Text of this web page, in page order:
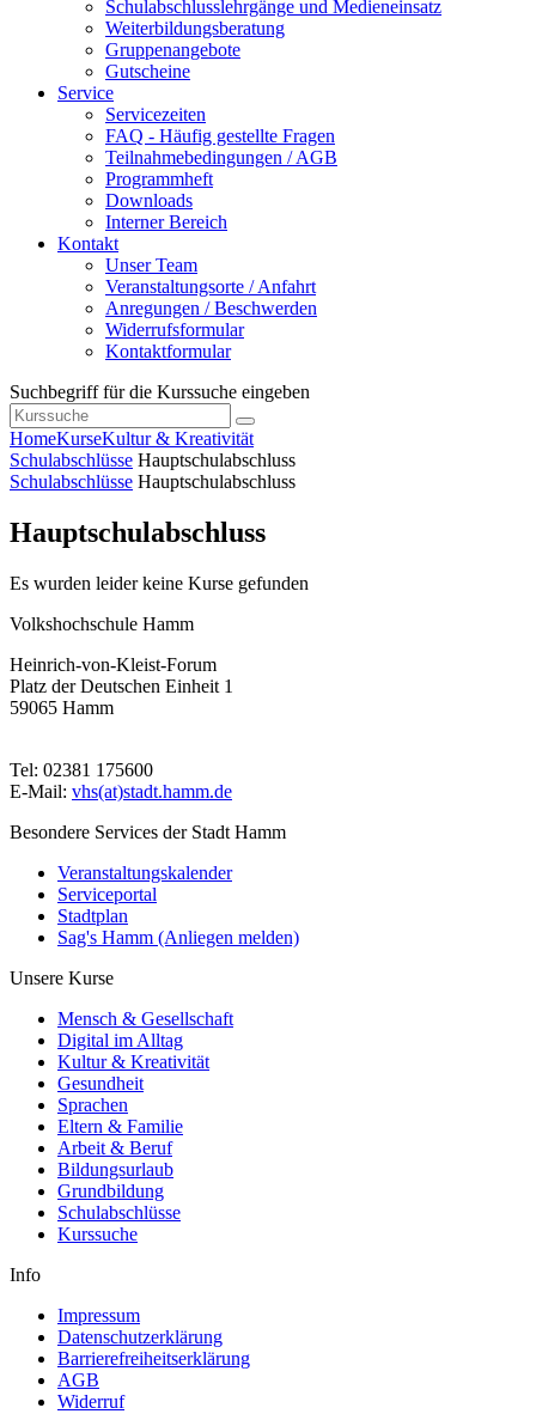
Schulabschlusslehrgänge und Medieneinsatz
Weiterbildungsberatung
Gruppenangebote
Gutscheine
Service
Servicezeiten
FAQ - Häufig gestellte Fragen
Teilnahmebedingungen / AGB
Programmheft
Downloads
Interner Bereich
Kontakt
Unser Team
Veranstaltungsorte / Anfahrt
Anregungen / Beschwerden
Widerrufsformular
Kontaktformular
Suchbegriff für die Kurssuche eingeben
HomeKurseKultur & Kreativität
Schulabschlüsse Hauptschulabschluss
Schulabschlüsse Hauptschulabschluss
Hauptschulabschluss
Es wurden leider keine Kurse gefunden
Volkshochschule Hamm
Heinrich-von-Kleist-Forum
Platz der Deutschen Einheit 1
59065 Hamm
Tel: 02381 175600
E-Mail: vhs(at)stadt.hamm.de
Besondere Services der Stadt Hamm
Veranstaltungskalender
Serviceportal
Stadtplan
Sag's Hamm (Anliegen melden)
Unsere Kurse
Mensch & Gesellschaft
Digital im Alltag
Kultur & Kreativität
Gesundheit
Sprachen
Eltern & Familie
Arbeit & Beruf
Bildungsurlaub
Grundbildung
Schulabschlüsse
Kurssuche
Info
Impressum
Datenschutzerklärung
Barrierefreiheitserklärung
AGB
Widerruf